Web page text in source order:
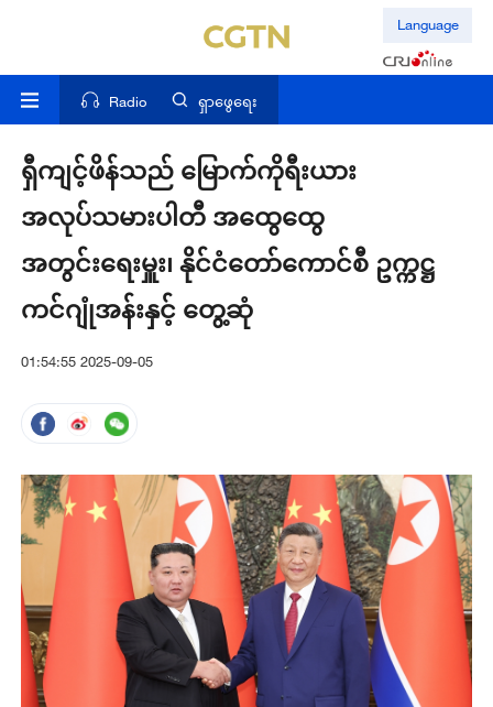
Language
Radio ရှာဖွေရေး
ရှီကျင့်ဖိန်သည် မြောက်ကိုရီးယား
အလုပ်သမားပါတီ အထွေထွေ
အတွင်းရေးမှူး၊ နိုင်ငံတော်ကောင်စီ ဥက္ကဋ္ဌ
ကင်ဂျုံအန်းနှင့် တွေ့ဆုံ
01:54:55 2025-09-05